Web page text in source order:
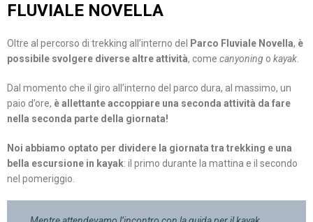
FLUVIALE NOVELLA
Oltre al percorso di trekking all’interno del Parco Fluviale Novella, è
possibile svolgere diverse altre attività, come canyoning o kayak.
Dal momento che il giro all’interno del parco dura, al massimo, un
paio d’ore, è allettante accoppiare una seconda attività da fare
nella seconda parte della giornata!
Noi abbiamo optato per dividere la giornata tra trekking e una
bella escursione in kayak: il primo durante la mattina e il secondo
nel pomeriggio.